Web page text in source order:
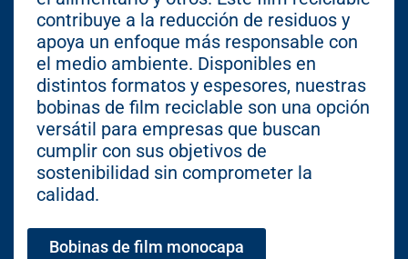
contribuye a la reducción de residuos y
apoya un enfoque más responsable con
el medio ambiente. Disponibles en
distintos formatos y espesores, nuestras
bobinas de film reciclable son una opción
versátil para empresas que buscan
cumplir con sus objetivos de
sostenibilidad sin comprometer la
calidad.
Bobinas de film monocapa